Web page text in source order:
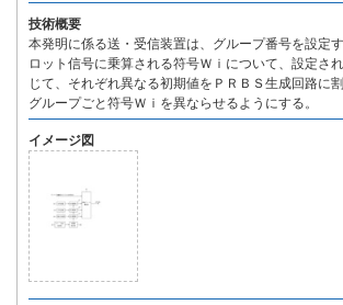
技術概要
本発明に係る送・受信装置は、グループ番号を設定
ロット信号に乗算される符号Ｗｉについて、設定さ
じて、それぞれ異なる初期値をＰＲＢＳ生成回路に
グループごと符号Ｗｉを異ならせるようにする。
イメージ図